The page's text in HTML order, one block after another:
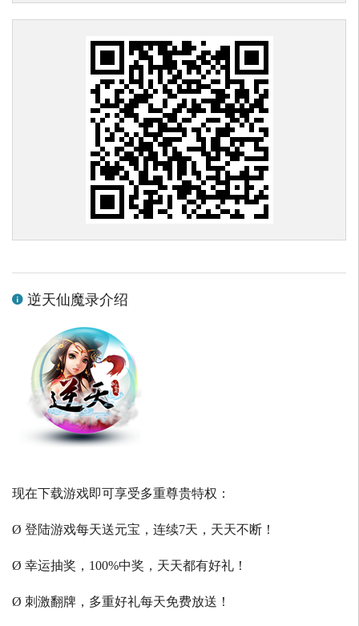
逆天仙魔录介绍
现在下载游戏即可享受多重尊贵特权：
Ø 登陆游戏每天送元宝，连续7天，天天不断！
Ø 幸运抽奖，100%中奖，天天都有好礼！
Ø 刺激翻牌，多重好礼每天免费放送！